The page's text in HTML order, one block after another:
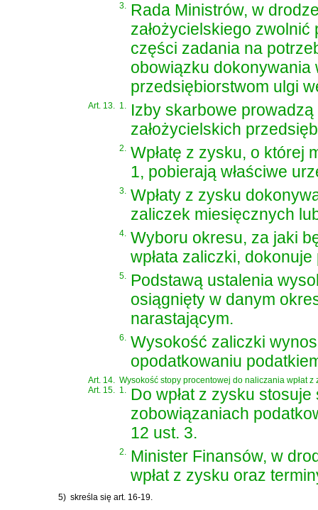
3. Rada Ministrów, w
założycielskiego
części zadania na
obowiązku dokonywania
przedsiębiorstwom ulgi
Art. 13. 1. Izby skarbowe
założycielskich
2. Wpłatę z zysku, o której
1, pobierają właściwe
3. Wpłaty z zysku
zaliczek miesięcznych
4. Wyboru okresu, za jaki
wpłata zaliczki,
5. Podstawą ustalenia
osiągnięty w danym
narastającym.
6. Wysokość zaliczki
opodatkowaniu
Art. 14. Wysokość stopy procentowej do naliczania wpłat
Art. 15. 1. Do wpłat z zysku
zobowiązaniach
12 ust. 3.
2. Minister Finansów, w
wpłat z zysku oraz
5) skreśla się art. 16-19.